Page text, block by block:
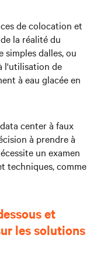
de colocation et
la réalité du
simples dalles, ou
l'utilisation de
à eau glacée en
center à faux
à prendre à
un examen
techniques, comme
et
les solutions